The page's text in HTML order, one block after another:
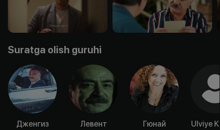
Suratga olish guruhi
Дженгиз
Левент
Гюнай
Ulviye